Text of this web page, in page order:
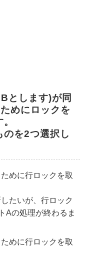
とします)が同
めにロックを
のを2つ選択し
めに行ロックを取
たいが、行ロック
Aの処理が終わるま
めに行ロックを取